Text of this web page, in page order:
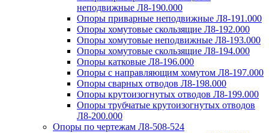
неподвижные Л8-190.000
Опоры приварные неподвижные Л8-191.000
Опоры хомутовые скользящие Л8-192.000
Опоры хомутовые неподвижные Л8-193.000
Опоры хомутовые скользящие Л8-194.000
Опоры катковые Л8-196.000
Опоры с направляющим хомутом Л8-197.000
Опоры сварных отводов Л8-198.000
Опоры крутоизогнутых отводов Л8-199.000
Опоры трубчатые крутоизогнутых отводов
Л8-200.000
Опоры по чертежам Л8-508-524